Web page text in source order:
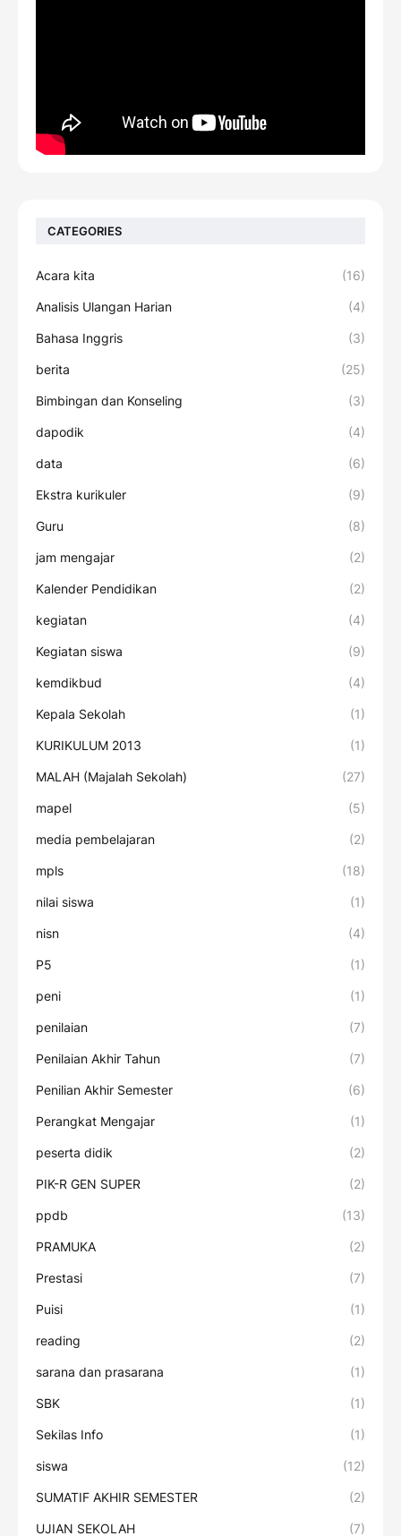
CATEGORIES
Acara kita (16)
Analisis Ulangan Harian (4)
Bahasa Inggris (3)
berita (25)
Bimbingan dan Konseling (3)
dapodik (4)
data (6)
Ekstra kurikuler (9)
Guru (8)
jam mengajar (2)
Kalender Pendidikan (2)
kegiatan (4)
Kegiatan siswa (9)
kemdikbud (4)
Kepala Sekolah (1)
KURIKULUM 2013 (1)
MALAH (Majalah Sekolah) (27)
mapel (5)
media pembelajaran (2)
mpls (18)
nilai siswa (1)
nisn (4)
P5 (1)
peni (1)
penilaian (7)
Penilaian Akhir Tahun (7)
Penilian Akhir Semester (6)
Perangkat Mengajar (1)
peserta didik (2)
PIK-R GEN SUPER (2)
ppdb (13)
PRAMUKA (2)
Prestasi (7)
Puisi (1)
reading (2)
sarana dan prasarana (1)
SBK (1)
Sekilas Info (1)
siswa (12)
SUMATIF AKHIR SEMESTER (2)
UJIAN SEKOLAH (7)